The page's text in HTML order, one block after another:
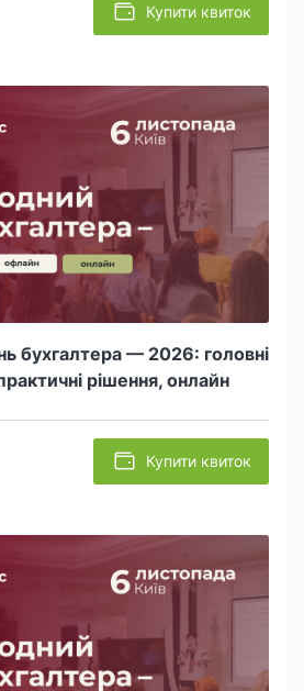
Купити квиток
бухгалтера — 2026: головні
рішення, онлайн
Купити квиток